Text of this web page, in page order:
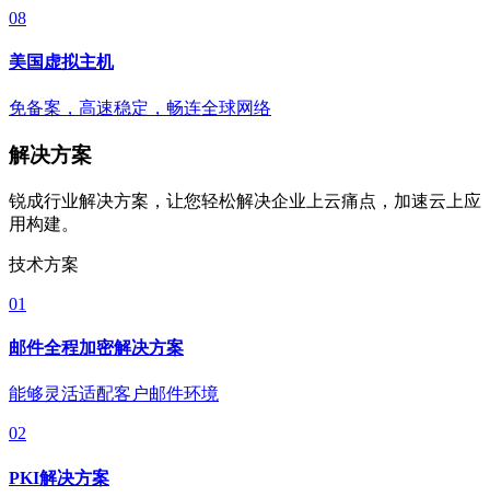
08
美国虚拟主机
免备案，高速稳定，畅连全球网络
解决方案
锐成行业解决方案，让您轻松解决企业上云痛点，加速云上应
用构建。
技术方案
01
邮件全程加密解决方案
能够灵活适配客户邮件环境
02
PKI解决方案